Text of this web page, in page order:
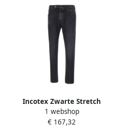
Incotex Zwarte Stretch
Denim Slim Fit Jeans Black
Heren
1 webshop
€ 167,32